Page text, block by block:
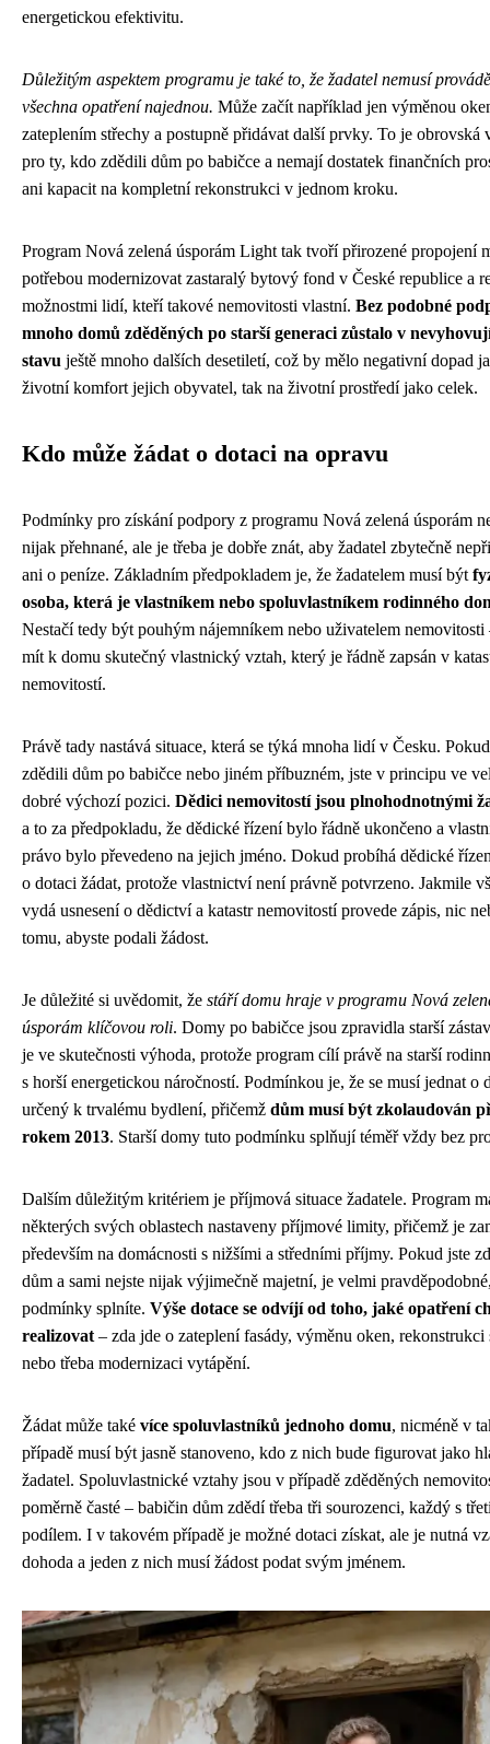
energetickou efektivitu.
Důležitým aspektem programu je také to, že žadatel nemusí
všechna opatření najednou. Může začít například jen výměnou
zateplením střechy a postupně přidávat další prvky. To je obrovská
pro ty, kdo zdědili dům po babičce a nemají dostatek finančních
ani kapacit na kompletní rekonstrukci v jednom kroku.
Program Nová zelená úsporám Light tak tvoří přirozené propojení
potřebou modernizovat zastaralý bytový fond v České republice a
možnostmi lidí, kteří takové nemovitosti vlastní. Bez podobné
mnoho domů zděděných po starší generaci zůstalo v
stavu ještě mnoho dalších desetiletí, což by mělo negativní dopad
životní komfort jejich obyvatel, tak na životní prostředí jako celek.
Kdo může žádat o dotaci na opravu
Podmínky pro získání podpory z programu Nová zelená úsporám
nijak přehnané, ale je třeba je dobře znát, aby žadatel zbytečně
ani o peníze. Základním předpokladem je, že žadatelem musí být
osoba, která je vlastníkem nebo spoluvlastníkem rodinného
Nestačí tedy být pouhým nájemníkem nebo uživatelem nemovitosti
mít k domu skutečný vlastnický vztah, který je řádně zapsán v
nemovitostí.
Právě tady nastává situace, která se týká mnoha lidí v Česku.
zdědili dům po babičce nebo jiném příbuzném, jste v principu ve
dobré výchozí pozici. Dědici nemovitostí jsou plnohodnotnými
a to za předpokladu, že dědické řízení bylo řádně ukončeno a
právo bylo převedeno na jejich jméno. Dokud probíhá dědické
o dotaci žádat, protože vlastnictví není právně potvrzeno. Jakmile
vydá usnesení o dědictví a katastr nemovitostí provede zápis, nic
tomu, abyste podali žádost.
Je důležité si uvědomit, že stáří domu hraje v programu Nová
úsporám klíčovou roli. Domy po babičce jsou zpravidla starší
je ve skutečnosti výhoda, protože program cílí právě na starší
s horší energetickou náročností. Podmínkou je, že se musí jednat o
určený k trvalému bydlení, přičemž dům musí být zkolaudován
rokem 2013. Starší domy tuto podmínku splňují téměř vždy bez
Dalším důležitým kritériem je příjmová situace žadatele. Program
některých svých oblastech nastaveny příjmové limity, přičemž je
především na domácnosti s nižšími a středními příjmy. Pokud jste
dům a sami nejste nijak výjimečně majetní, je velmi
podmínky splníte. Výše dotace se odvíjí od toho, jaké opatření
realizovat – zda jde o zateplení fasády, výměnu oken, rekonstrukci
nebo třeba modernizaci vytápění.
Žádat může také více spoluvlastníků jednoho domu, nicméně v
případě musí být jasně stanoveno, kdo z nich bude figurovat jako
žadatel. Spoluvlastnické vztahy jsou v případě zděděných
poměrně časté – babičin dům zdědí třeba tři sourozenci, každý s
podílem. I v takovém případě je možné dotaci získat, ale je nutná
dohoda a jeden z nich musí žádost podat svým jménem.